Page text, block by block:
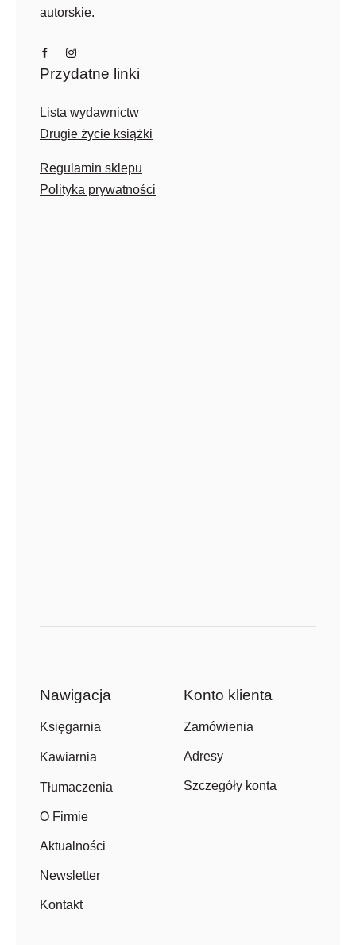
autorskie.
Przydatne linki
Lista wydawnictw
Drugie życie książki
Regulamin sklepu
Polityka prywatności
Nawigacja
Księgarnia
Kawiarnia
Tłumaczenia
O Firmie
Aktualności
Newsletter
Kontakt
Konto klienta
Zamówienia
Adresy
Szczegóły konta